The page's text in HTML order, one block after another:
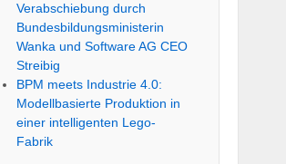
Verabschiebung durch
Bundesbildungsministerin
Wanka und Software AG CEO
Streibig
BPM meets Industrie 4.0:
Modellbasierte Produktion in
einer intelligenten Lego-
Fabrik